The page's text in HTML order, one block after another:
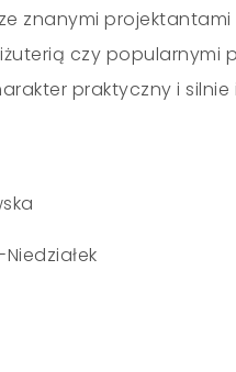
znanymi
czy popularnymi
praktyczny i silnie